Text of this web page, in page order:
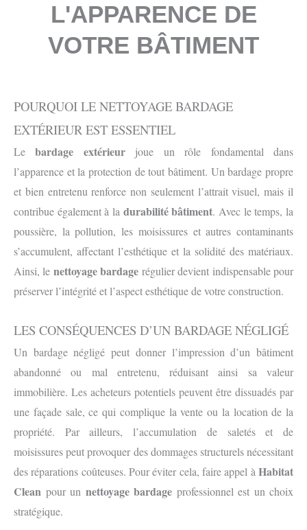
L'APPARENCE DE
VOTRE BÂTIMENT
POURQUOI LE NETTOYAGE BARDAGE
EXTÉRIEUR EST ESSENTIEL
Lebardage extérieurjoue un rôle fondamental dans
l’apparence et la protection de tout bâtiment. Un bardage propre
et bien entretenu renforce non seulement l’attrait visuel, mais il
contribue également à la durabilité bâtiment. Avec le temps, la
poussière, la pollution, les moisissures et autres contaminants
s’accumulent, affectant l’esthétique et la solidité des matériaux.
Ainsi, le nettoyage bardage régulier devient indispensable pour
préserver l’intégrité et l’aspect esthétique de votre construction.
LES CONSÉQUENCES D’UN BARDAGE NÉGLIGÉ
Un bardage négligé peut donner l’impression d’un bâtiment
abandonné ou mal entretenu, réduisant ainsi sa valeur
immobilière. Les acheteurs potentiels peuvent être dissuadés par
une façade sale, ce qui complique la vente ou la location de la
propriété. Par ailleurs, l’accumulation de saletés et de
moisissures peut provoquer des dommages structurels nécessitant
des réparations coûteuses. Pour éviter cela, faire appel à Habitat
Clean pour un nettoyage bardage professionnel est un choix
stratégique.